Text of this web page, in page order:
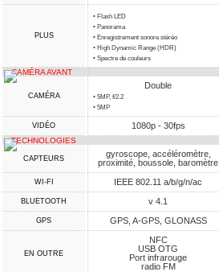
PLUS
• Flash LED
• Panorama
• Enregistrement sonore stéréo
• High Dynamic Range (HDR)
• Spectre de couleurs
CAMÉRA AVANT
CAMÉRA
Double
• 5MP, f/2.2
• 5MP
VIDÉO 1080p - 30fps
TECHNOLOGIES
CAPTEURS
gyroscope, accéléromètre,
proximité, boussole, baromètre
WI-FI IEEE 802.11 a/b/g/n/ac
BLUETOOTH v 4.1
GPS GPS, A-GPS, GLONASS
EN OUTRE
NFC
USB OTG
Port infrarouge
radio FM